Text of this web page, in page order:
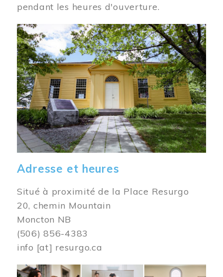
pendant les heures d'ouverture.
Image
Adresse et heures
Situé à proximité de la Place Resurgo
20, chemin Mountain
Moncton NB
(506) 856-4383
info [at] resurgo.ca
Image